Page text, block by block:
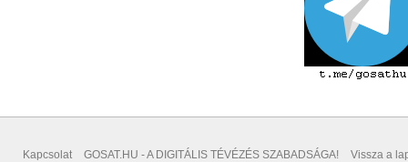
Kapcsolat GOSAT.HU - A DIGITÁLIS TÉVÉZÉS SZABADSÁGA! Vissza a